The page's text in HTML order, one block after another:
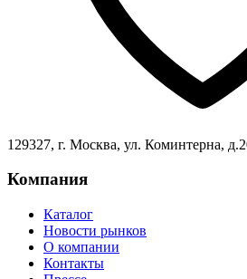
129327, г. Москва, ул. Коминтерна,
Компания
Каталог
Новости рынков
О компании
Контакты